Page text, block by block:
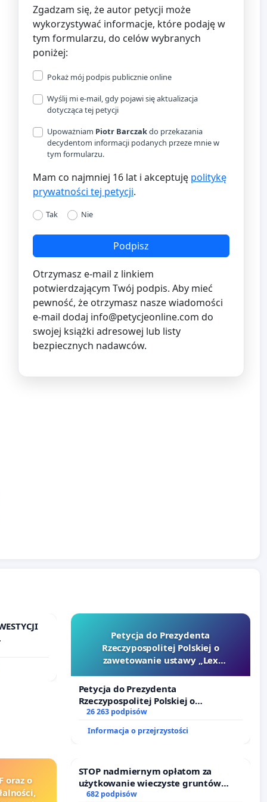
Zgadzam się, że autor petycji może
wykorzystywać informacje, które podaję w
tym formularzu, do celów wybranych
poniżej:
Pokaż mój podpis publicznie online
Wyślij mi e-mail, gdy pojawi się aktualizacja
dotycząca tej petycji
Upoważniam Piotr Barczakdo przekazania
decydentom informacji podanych przeze mnie w
tym formularzu.
Mam co najmniej 16 lat i akceptuję politykę
prywatności tej petycji.
Tak Nie
Podpisz
Otrzymasz e-mail z linkiem
potwierdzającym Twój podpis. Aby mieć
pewność, że otrzymasz nasze wiadomości
e-mail dodaj info@petycjeonline.com do
swojej książki adresowej lub listy
bezpiecznych nadawców.
Petycja do Prezydenta
Rzeczypospolitej Polskiej o
zawetowanie ustawy „Lex
Petycja do Prezydenta
Rzeczypospolitej Polskiej o
zawetowanie ustawy „Lex Szarlatan”
26 263 podpisów
Informacja o przejrzystości
oraz o
STOP nadmiernym opłatom za
użytkowanie wieczyste gruntów
zajmowanych przez rodzinne ogrody
682 podpisów